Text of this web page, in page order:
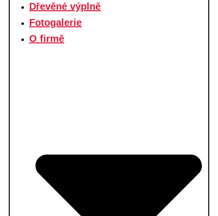
Dřevěné výplně
Fotogalerie
O firmě